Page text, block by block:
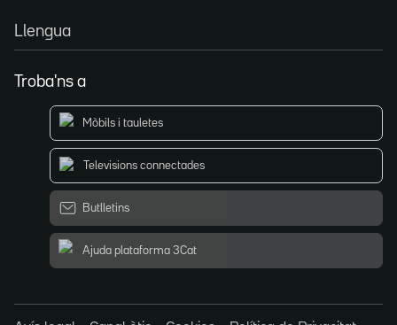
Llengua
Troba'ns a
Mòbils i tauletes
Televisions connectades
Butlletins
Ajuda plataforma 3Cat